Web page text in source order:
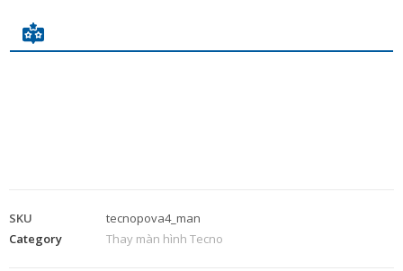
SKU
tecnopova4_man
Category
Thay màn hình Tecno